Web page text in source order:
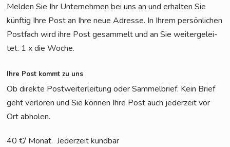
Mel­den Sie Ihr Unter­neh­men bei uns an und erhal­ten Sie
künf­tig Ihre Post an Ihre neue Adres­se. In Ihrem per­sön­li­chen
Post­fach wird ihre Post gesam­melt und an Sie wei­ter­ge­lei­
tet. 1 x die Woche.
Ihre Post kommt zu uns
Ob direk­te Post­wei­ter­lei­tung oder Sam­mel­brief. Kein Brief
geht ver­lo­ren und Sie kön­nen Ihre Post auch jeder­zeit vor
Ort abholen.
40 €/ Monat. Jeder­zeit kündbar